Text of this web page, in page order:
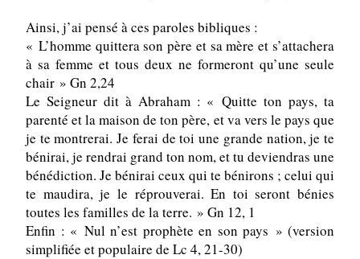
Ainsi, j’ai pensé à ces paroles bibliques :
« L’homme quittera son père et sa mère et s’attachera
à sa femme et tous deux ne formeront qu’une seule
chair » Gn 2,24
Le Seigneur dit à Abraham : « Quitte ton pays, ta
parenté et la maison de ton père, et va vers le pays que
je te montrerai. Je ferai de toi une grande nation, je te
bénirai, je rendrai grand ton nom, et tu deviendras une
bénédiction. Je bénirai ceux qui te bénirons ; celui qui
te maudira, je le réprouverai. En toi seront bénies
toutes les familles de la terre. » Gn 12, 1
Enfin : « Nul n’est prophète en son pays » (version
simplifiée et populaire de Lc 4, 21-30)